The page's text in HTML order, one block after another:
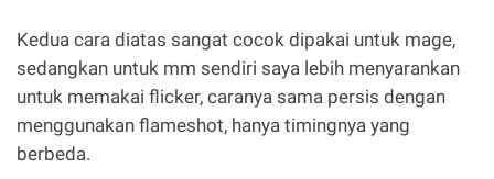
Kedua cara diatas sangat cocok dipakai untuk mage,
sedangkan untuk mm sendiri saya lebih menyarankan
untuk memakai flicker, caranya sama persis dengan
menggunakan flameshot, hanya timingnya yang
berbeda.